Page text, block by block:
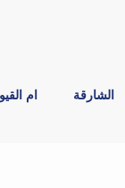
الشارقة ام